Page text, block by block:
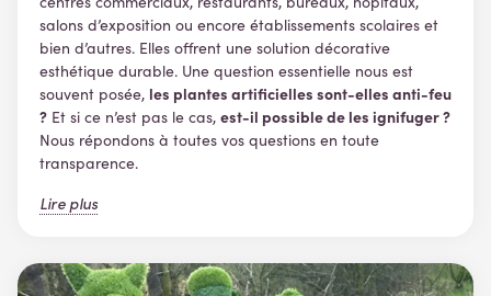
salons d’exposition ou encore établissements scolaires et
bien d’autres. Elles offrent une solution décorative
esthétique durable. Une question essentielle nous est
souvent posée, les plantes artificielles sont-elles anti-feu
? Et si ce n’est pas le cas, est-il possible de les ignifuger ?
Nous répondons à toutes vos questions en toute
transparence.
Lire plus